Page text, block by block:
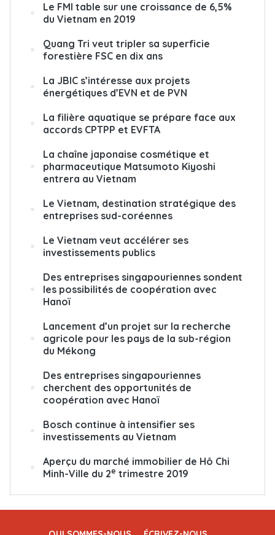
Le FMI table sur une croissance de 6,5%
du Vietnam en 2019
Quang Tri veut tripler sa superficie
forestière FSC en dix ans
La JBIC s’intéresse aux projets
énergétiques d’EVN et de PVN
La filière aquatique se prépare face aux
accords CPTPP et EVFTA
La chaîne japonaise cosmétique et
pharmaceutique Matsumoto Kiyoshi
entrera au Vietnam
Le Vietnam, destination stratégique des
entreprises sud-coréennes
Le Vietnam veut accélérer ses
investissements publics
Des entreprises singapouriennes sondent
les possibilités de coopération avec
Hanoï
Lancement d’un projet sur la recherche
agricole pour les pays de la sub-région
du Mékong
Des entreprises singapouriennes
cherchent des opportunités de
coopération avec Hanoï
Bosch continue à intensifier ses
investissements au Vietnam
Aperçu du marché immobilier de Hô Chi
Minh-Ville du 2e trimestre 2019